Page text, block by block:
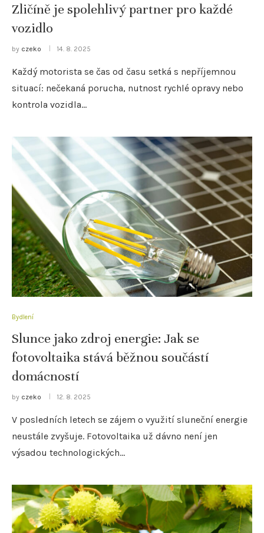
Zličíně je spolehlivý partner pro každé
vozidlo
by czeko 14. 8. 2025
Každý motorista se čas od času setká s nepříjemnou
situací: nečekaná porucha, nutnost rychlé opravy nebo
kontrola vozidla…
Bydlení
Slunce jako zdroj energie: Jak se
fotovoltaika stává běžnou součástí
domácností
by czeko 12. 8. 2025
V posledních letech se zájem o využití sluneční energie
neustále zvyšuje. Fotovoltaika už dávno není jen
výsadou technologických…